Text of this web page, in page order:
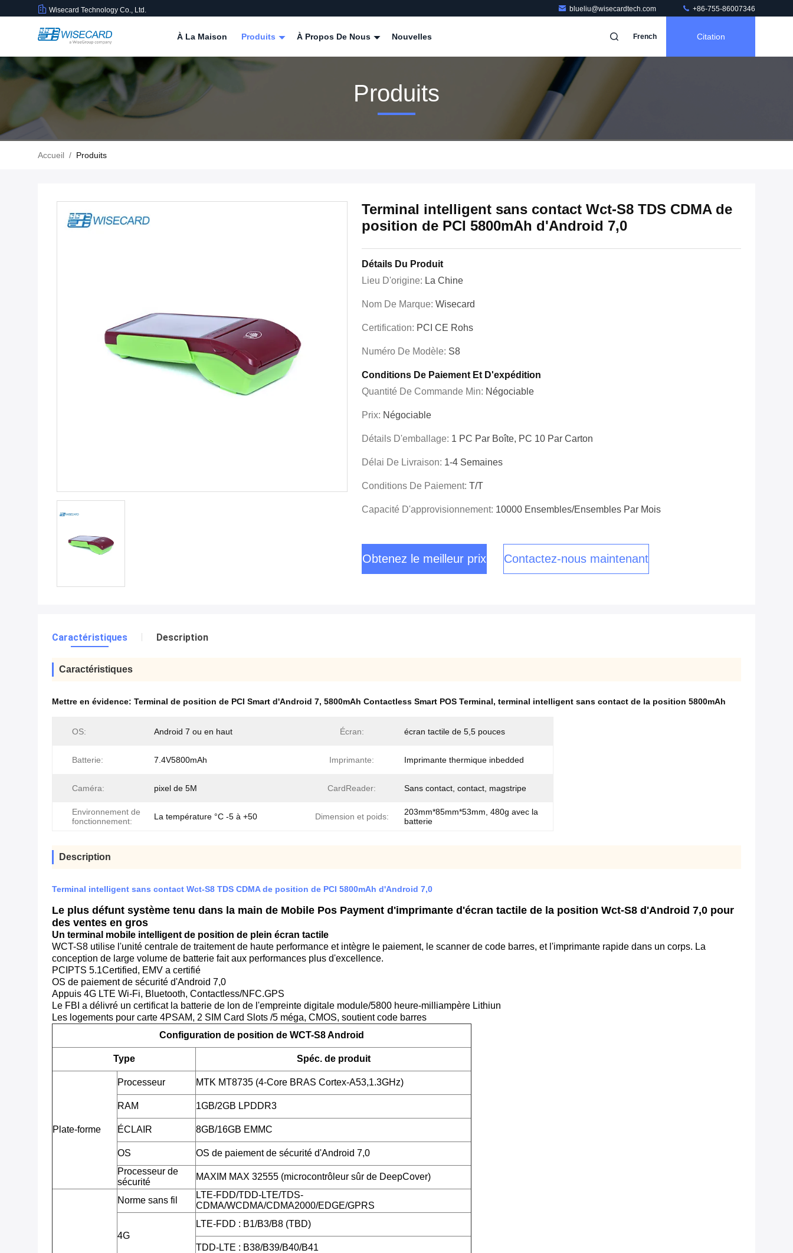
Wisecard Technology Co., Ltd. blueliu@wisecardtech.com +86-755-86007346
À La Maison Produits À Propos De Nous Nouvelles French Citation
Produits
Accueil / Produits
Terminal intelligent sans contact Wct-S8 TDS CDMA de
position de PCI 5800mAh d'Android 7,0
Détails Du Produit
Lieu D'origine: La Chine
Nom De Marque: Wisecard
Certification: PCI CE Rohs
Numéro De Modèle: S8
Conditions De Paiement Et D'expédition
Quantité De Commande Min: Négociable
Prix: Négociable
Détails D'emballage: 1 PC Par Boîte, PC 10 Par Carton
Délai De Livraison: 1-4 Semaines
Conditions De Paiement: T/T
Capacité D'approvisionnement: 10000 Ensembles/ensembles Par Mois
Obtenez le meilleur prix Contactez-nous maintenant
Caractéristiques Description
Caractéristiques
Mettre en évidence: Terminal de position de PCI Smart d'Android 7, 5800mAh Contactless Smart POS Terminal, terminal intelligent sans contact de la position 5800mAh
OS: Android 7 ou en haut Écran: écran tactile de 5,5 pouces
Batterie: 7.4V5800mAh Imprimante: Imprimante thermique inbedded
Caméra: pixel de 5M CardReader: Sans contact, contact, magstripe
Environnement de
fonctionnement:
La température °C -5 à +50 Dimension et poids:
203mm*85mm*53mm, 480g avec la
batterie
Description
Terminal intelligent sans contact Wct-S8 TDS CDMA de position de PCI 5800mAh d'Android 7,0
Le plus défunt système tenu dans la main de Mobile Pos Payment d'imprimante d'écran tactile de la position Wct-S8 d'Android 7,0 pour
des ventes en gros
Un terminal mobile intelligent de position de plein écran tactile
WCT-S8 utilise l'unité centrale de traitement de haute performance et intègre le paiement, le scanner de code barres, et l'imprimante rapide dans un corps. La
conception de large volume de batterie fait aux performances plus d'excellence.
PCIPTS 5.1Certified, EMV a certifié
OS de paiement de sécurité d'Android 7,0
Appuis 4G LTE Wi-Fi, Bluetooth, Contactless/NFC.GPS
Le FBI a délivré un certificat la batterie de lon de l'empreinte digitale module/5800 heure-milliampère Lithiun
Les logements pour carte 4PSAM, 2 SIM Card Slots /5 méga, CMOS, soutient code barres
Configuration de position de WCT-S8 Android
Type Spéc. de produit
Plate-forme
Processeur MTK MT8735 (4-Core BRAS Cortex-A53,1.3GHz)
RAM 1GB/2GB LPDDR3
ÉCLAIR 8GB/16GB EMMC
OS
OS de paiement de sécurité d'Android 7,0
Processeur de
sécurité
MAXIM MAX 32555 (microcontrôleur sûr de DeepCover)
Norme sans fil
LTE-FDD/TDD-LTE/TDS-
CDMA/WCDMA/CDMA2000/EDGE/GPRS
4G
LTE-FDD : B1/B3/B8 (TBD)
TDD-LTE : B38/B39/B40/B41